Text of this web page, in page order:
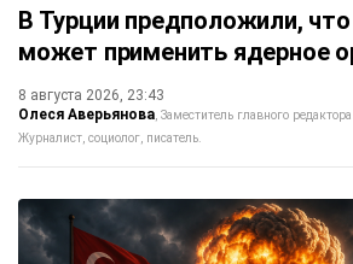
В Турции предположили,
может применить ядерное
8 августа 2026, 23:43
Олеся Аверьянова Заместитель главного
Журналист, социолог, писатель.